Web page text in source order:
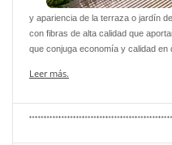
y apariencia de la terraza o jardín
con fibras de alta calidad que
que conjuga economía y calidad
Leer más.